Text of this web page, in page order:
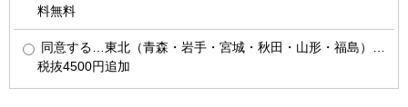
料無料
同意する…東北（青森・岩手・宮城・秋田・山形・福島）…
税抜4500円追加